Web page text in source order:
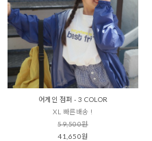
어게인 점퍼 - 3 COLOR
XL 빠른배송 !
59,500원
41,650원